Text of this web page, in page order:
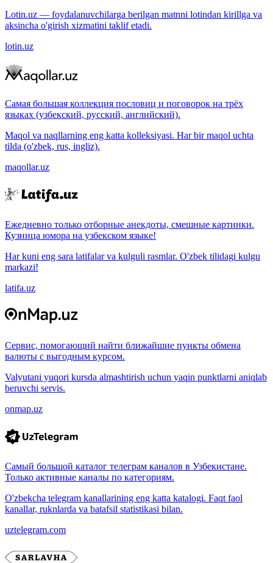
Lotin.uz — foydalanuvchilarga berilgan matnni lotindan kirillga va
aksincha o'girish xizmatini taklif etadi.
lotin.uz
Самая большая коллекция пословиц и поговорок на трёх
языках (узбекский, русский, английский).
Maqol va naqllarning eng katta kolleksiyasi. Har bir maqol uchta
tilda (o'zbek, rus, ingliz).
maqollar.uz
Ежедневно только отборные анекдоты, смешные картинки.
Кузница юмора на узбекском языке!
Har kuni eng sara latifalar va kulguli rasmlar. O'zbek tilidagi kulgu
markazi!
latifa.uz
Сервис, помогающий найти ближайшие пункты обмена
валюты с выгодным курсом.
Valyutani yuqori kursda almashtirish uchun yaqin punktlarni aniqlab
beruvchi servis.
onmap.uz
Самый большой каталог телеграм каналов в Узбекистане.
Только активные каналы по категориям.
O'zbekcha telegram kanallarining eng katta katalogi. Faqt faol
kanallar, ruknlarda va batafsil statistikasi bilan.
uztelegram.com